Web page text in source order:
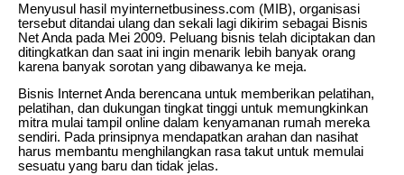
Menyusul hasil myinternetbusiness.com (MIB), organisasi
tersebut ditandai ulang dan sekali lagi dikirim sebagai Bisnis
Net Anda pada Mei 2009. Peluang bisnis telah diciptakan dan
ditingkatkan dan saat ini ingin menarik lebih banyak orang
karena banyak sorotan yang dibawanya ke meja.
Bisnis Internet Anda berencana untuk memberikan pelatihan,
pelatihan, dan dukungan tingkat tinggi untuk memungkinkan
mitra mulai tampil online dalam kenyamanan rumah mereka
sendiri. Pada prinsipnya mendapatkan arahan dan nasihat
harus membantu menghilangkan rasa takut untuk memulai
sesuatu yang baru dan tidak jelas.